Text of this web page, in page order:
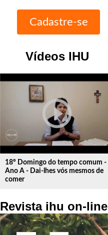
Vídeos IHU
play_circle_outline
18º Domingo do tempo comum -
Ano A - Dai-lhes vós mesmos de
comer
Revista ihu on-line